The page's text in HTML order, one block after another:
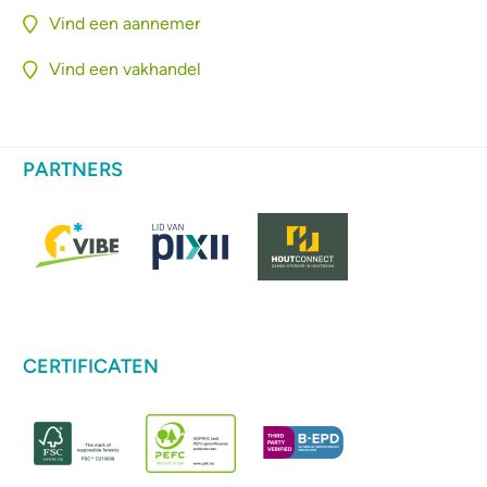
Vind een aannemer
Vind een vakhandel
PARTNERS
CERTIFICATEN